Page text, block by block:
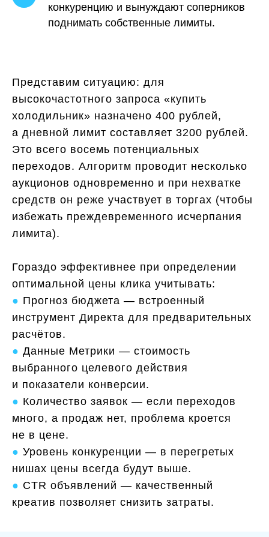
конкуренцию и вынуждают соперников
поднимать собственные лимиты.
Представим ситуацию: для
высокочастотного запроса «купить
холодильник» назначено 400 рублей,
а дневной лимит составляет 3200 рублей.
Это всего восемь потенциальных
переходов. Алгоритм проводит несколько
аукционов одновременно и при нехватке
средств он реже участвует в торгах (чтобы
избежать преждевременного исчерпания
лимита).
Гораздо эффективнее при определении
оптимальной цены клика учитывать:
● Прогноз бюджета — встроенный
инструмент Директа для предварительных
расчётов.
● Данные Метрики — стоимость
выбранного целевого действия
и показатели конверсии.
● Количество заявок — если переходов
много, а продаж нет, проблема кроется
не в цене.
● Уровень конкуренции — в перегретых
нишах цены всегда будут выше.
● CTR объявлений — качественный
креатив позволяет снизить затраты.